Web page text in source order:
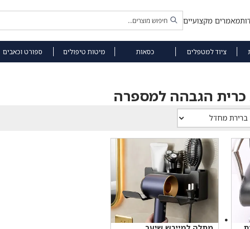
מאמרים מקצועיים
ציוד למטפלים כסאות מיטות טיפולים ספורט וכאבים
כרית הגבהה למספרה